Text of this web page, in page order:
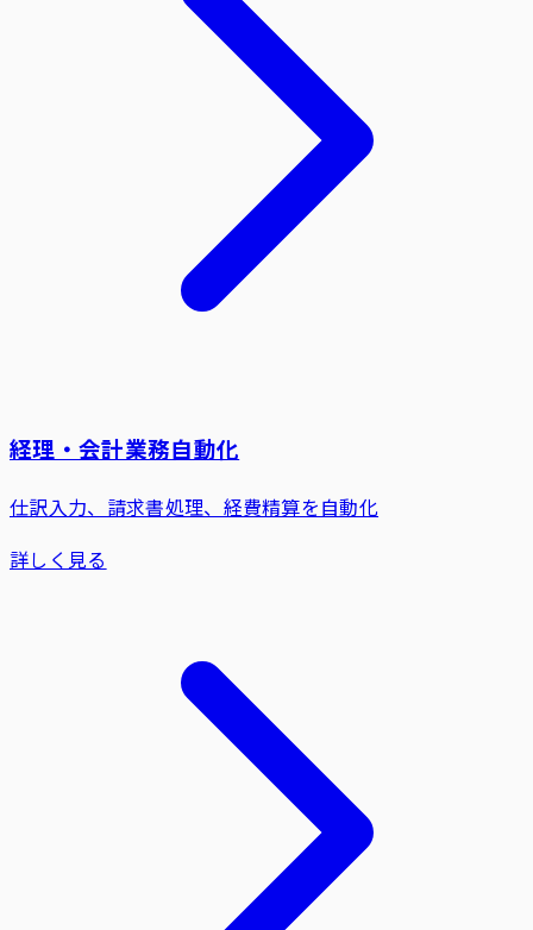
経理・会計業務自動化
仕訳入力、請求書処理、経費精算を自動化
詳しく見る